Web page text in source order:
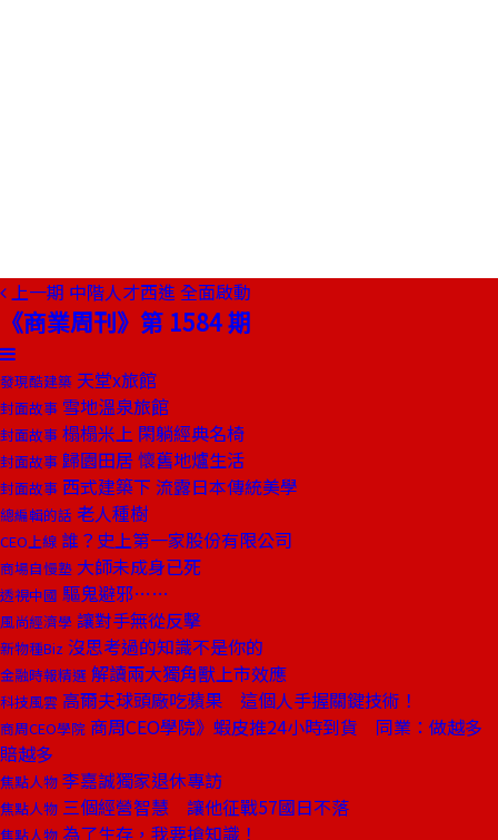
上一期 中階人才西進 全面啟動
《商業周刊》第 1584 期
發現酷建築 天堂x旅館
封面故事 雪地溫泉旅館
封面故事 榻榻米上 閑躺經典名椅
封面故事 歸園田居 懷舊地爐生活
封面故事 西式建築下 流露日本傳統美學
總編輯的話 老人種樹
CEO上線 誰？史上第一家股份有限公司
商場自慢塾 大師未成身已死
透視中國 驅鬼避邪……
風尚經濟學 讓對手無從反擊
新物種Biz 沒思考過的知識不是你的
金融時報精選 解讀兩大獨角獸上市效應
科技風雲 高爾夫球頭廠吃蘋果 這個人手握關鍵技術！
商周CEO學院 商周CEO學院》蝦皮推24小時到貨 同業：做越多
賠越多
焦點人物 李嘉誠獨家退休專訪
焦點人物 三個經營智慧 讓他征戰57國日不落
焦點人物 為了生存，我要搶知識！